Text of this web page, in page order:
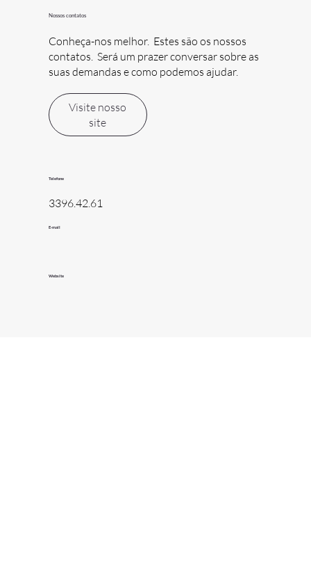
Nossos contatos
Conheça-nos melhor. Estes são os nossos
contatos. Será um prazer conversar sobre as
suas demandas e como podemos ajudar.
Visite nosso
site
Telefone
3396.42.61
E-mail
Website